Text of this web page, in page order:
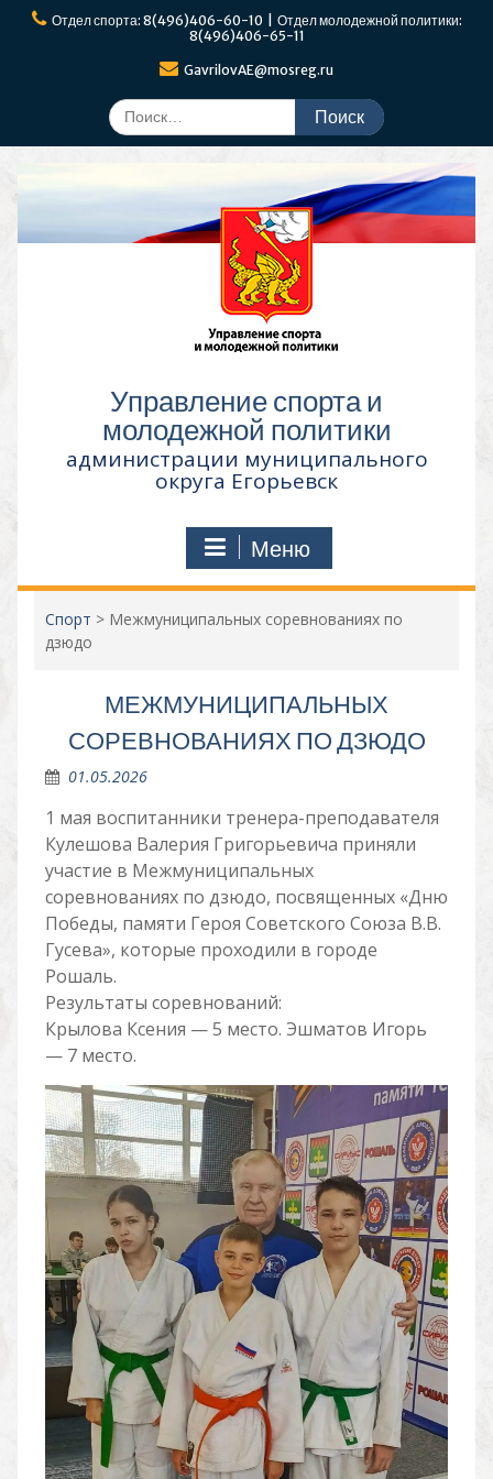
ПерейтиОтдел спорта: 8(496)406-60-10 | Отдел молодежной политики:
8(496)406-65-11
GavrilovAE@mosreg.ru
Поиск
по:
Управление спорта и
молодежной политики
администрации муниципального
округа Егорьевск
Меню
Спорт > Межмуниципальных соревнованиях по
дзюдо
МЕЖМУНИЦИПАЛЬНЫХ
СОРЕВНОВАНИЯХ ПО ДЗЮДО
01.05.2026
1 мая воспитанники тренера-преподавателя
Кулешова Валерия Григорьевича приняли
участие в Межмуниципальных
соревнованиях по дзюдо, посвященных «Дню
Победы, памяти Героя Советского Союза В.В.
Гусева», которые проходили в городе
Рошаль.
Результаты соревнований:
Крылова Ксения — 5 место. Эшматов Игорь
— 7 место.